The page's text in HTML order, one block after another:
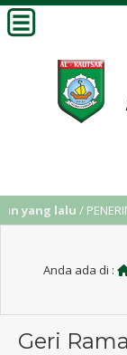
yang lalu/
Anda ada di :
Geri